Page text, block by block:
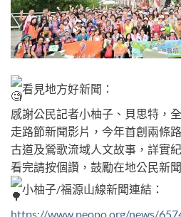
看見地方好新聞：
感謝公民記者小柚子、貝思特，
走路節新聞影片，今年首創兩條
古道及鶯歌流域人文故事，詳實
看完請按個讚，鼓勵在地公民新
小柚子/福源山線新聞連結：
https://www.peopo.org/news/